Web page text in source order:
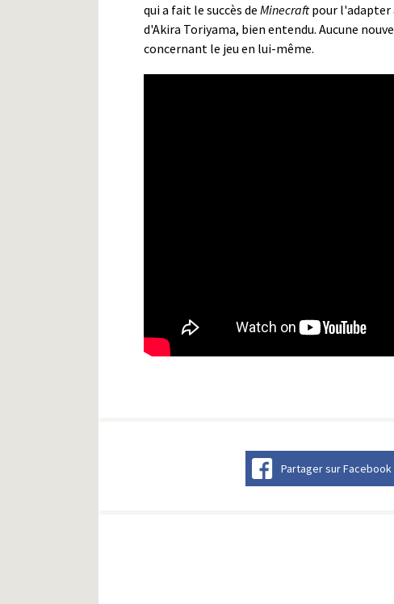
qui a fait le succès de Minecraftpour l'adapter
d'Akira Toriyama, bien entendu. Aucune
concernant le jeu en lui-même.
Partager sur Facebook